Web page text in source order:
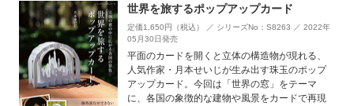
世界を旅するポップアップカード
定価1,650円（税込） ／ シリーズNo：S8263 ／ 2022年
05月30日発売
平面のカードを開くと立体の構造物が現れる、
人気作家・月本せいじが生み出す珠玉のポップ
アップカード。今回は「世界の窓」をテーマ
に、各国の象徴的な建物や風景をカードで再現